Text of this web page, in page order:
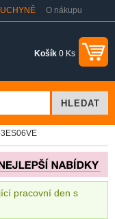
O nákupu
Košík 0 Ks
pracovní den s